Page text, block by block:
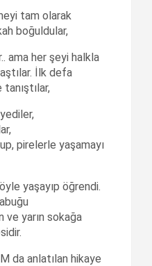
tam olarak
boğuldular,
ama her şeyi halkla
İlk defa
pirelerle yaşamayı
yaşayıp öğrendi.
ve yarın sokağa
da anlatılan hikaye